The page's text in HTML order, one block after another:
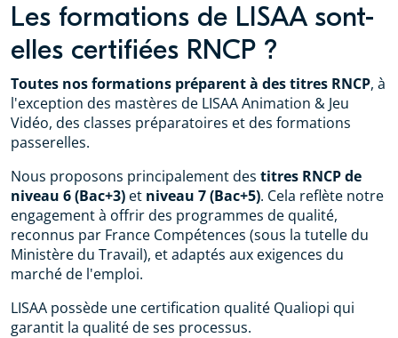
Les formations de LISAA sont-
elles certifiées RNCP ?
Toutes nos formations préparent à des titres RNCP, à
l'exception des mastères de LISAA Animation & Jeu
Vidéo, des classes préparatoires et des formations
passerelles.
Nous proposons principalement des titres RNCP de
niveau 6 (Bac+3) et niveau 7 (Bac+5). Cela reflète notre
engagement à offrir des programmes de qualité,
reconnus par France Compétences (sous la tutelle du
Ministère du Travail), et adaptés aux exigences du
marché de l'emploi.
LISAA possède une certification qualité Qualiopi qui
garantit la qualité de ses processus.